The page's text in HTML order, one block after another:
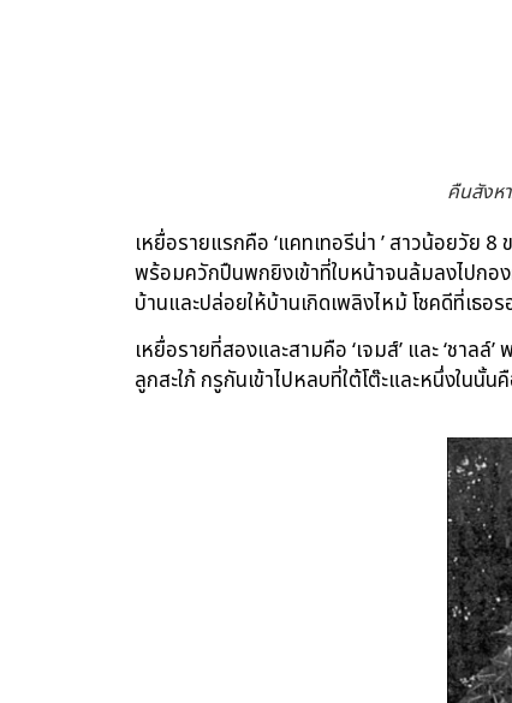
คืนสังห
เหยื่อรายแรกคือ ‘แคทเทอรีน่า ’ สาวน้อยวั
พร้อมควักปืนพกยิงเข้าที่ใบหน้าจนล้มลงไปกอ
บ้านและปล่อยให้บ้านเกิดเพลิงไหม้ โชคดีที่เธอ
เหยื่อรายที่สองและสามคือ ‘เจมส์’ และ ‘ชาล
ลูกสะใภ้ กรูกันเข้าไปหลบที่ใต้โต๊ะและหนึ่งในนั้น